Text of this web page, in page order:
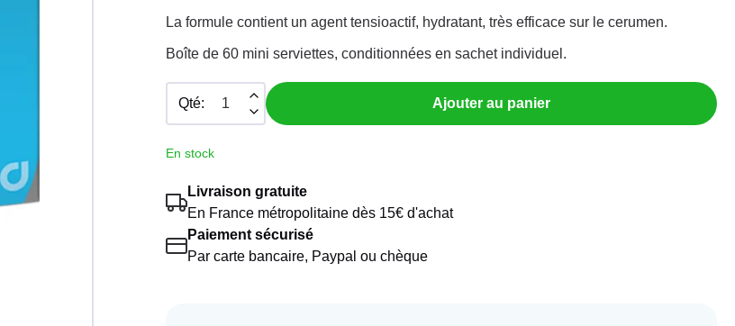
La formule contient un agent tensioactif, hydratant, très efficace sur le cerumen.
Boîte de 60 mini serviettes, conditionnées en sachet individuel.
Qté: Ajouter au panier
En stock
Livraison gratuite
En France métropolitaine dès 15€ d'achat
Paiement sécurisé
Par carte bancaire, Paypal ou chèque